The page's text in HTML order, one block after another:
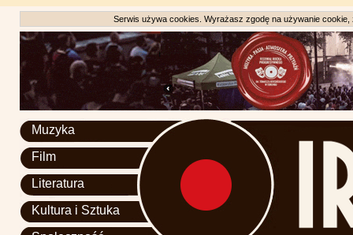
Serwis używa cookies. Wyrażasz zgodę na używanie
Muzyka
Film
Literatura
Kultura i Sztuka